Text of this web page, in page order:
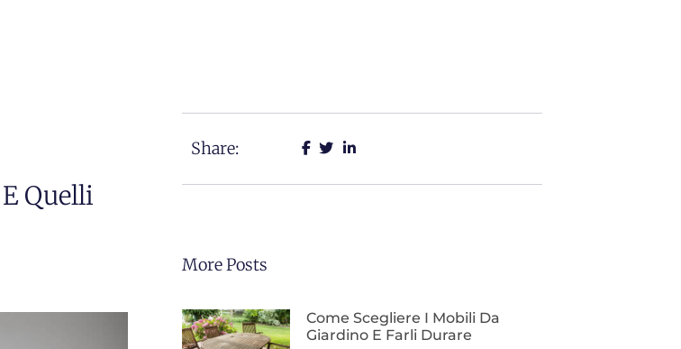
Quelli
Share:
More Posts
Come Scegliere I Mobili Da
Giardino E Farli Durare